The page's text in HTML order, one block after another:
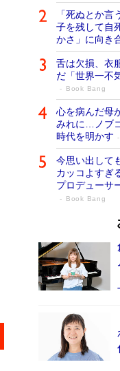
「死ぬとか
子を残して自
かさ」に向き
舌は欠損、衣
だ「世界一不
Book Bang
心を病んだ母
みれに…ノブ
時代を明かす
今思い出して
カッコよすぎ
プロデューサ
Book Bang
「宇宙兄弟
物語に幕 特
ンガ」も収
美輪明宏 晩年
るための人生
メントベスト
「『火垂るの
続けた“自責
い」監督が徹